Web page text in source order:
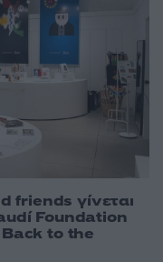
friends γίνεται
Foundation
Back to the